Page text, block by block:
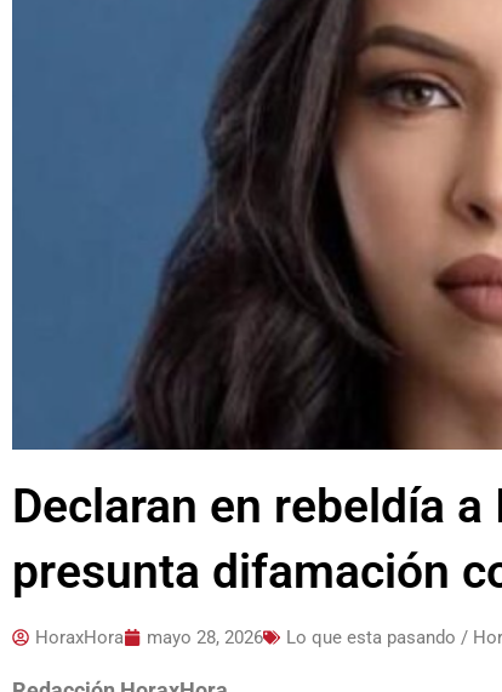
Declaran en rebeldía
presunta difamación
HoraxHora mayo 28, 2026 Lo que esta pasando /